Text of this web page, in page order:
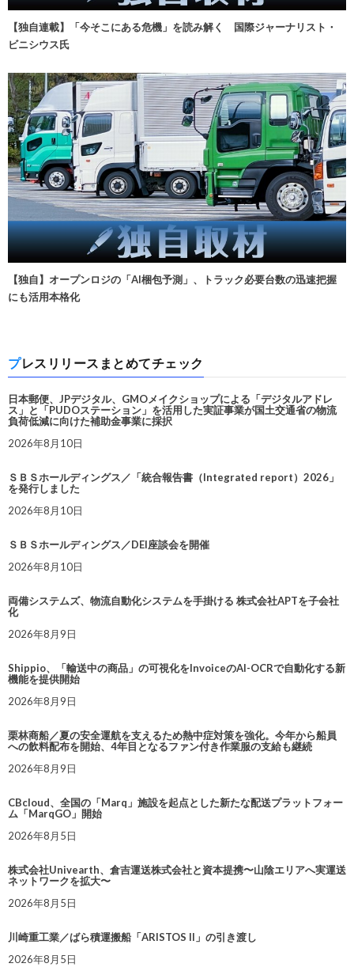
【独自連載】「今そこにある危機」を読み解く 国際ジャーナリスト・
ビニシウス氏
【独自】オープンロジの「AI梱包予測」、トラック必要台数の迅速把握
にも活用本格化
プレスリリースまとめてチェック
日本郵便、JPデジタル、GMOメイクショップによる「デジタルアドレ
ス」と「PUDOステーション」を活用した実証事業が国土交通省の物流
負荷低減に向けた補助金事業に採択
2026年8月10日
ＳＢＳホールディングス／「統合報告書（Integrated report）2026」
を発行しました
2026年8月10日
ＳＢＳホールディングス／DEI座談会を開催
2026年8月10日
両備システムズ、物流自動化システムを手掛ける 株式会社APTを子会社
化
2026年8月9日
Shippio、「輸送中の商品」の可視化をInvoiceのAI-OCRで自動化する新
機能を提供開始
2026年8月9日
栗林商船／夏の安全運航を支えるため熱中症対策を強化。今年から船員
への飲料配布を開始、4年目となるファン付き作業服の支給も継続
2026年8月9日
CBcloud、全国の「Marq」施設を起点とした新たな配送プラットフォー
ム「MarqGO」開始
2026年8月5日
株式会社Univearth、倉吉運送株式会社と資本提携〜山陰エリアへ実運送
ネットワークを拡大〜
2026年8月5日
川崎重工業／ばら積運搬船「ARISTOS II」の引き渡し
2026年8月5日